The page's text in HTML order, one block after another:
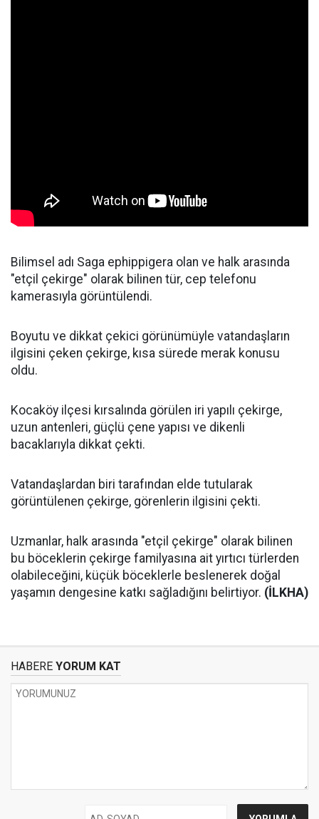
Bilimsel adı Saga ephippigera olan ve halk arasında
"etçil çekirge" olarak bilinen tür, cep telefonu
kamerasıyla görüntülendi.
Boyutu ve dikkat çekici görünümüyle vatandaşların
ilgisini çeken çekirge, kısa sürede merak konusu
oldu.
Kocaköy ilçesi kırsalında görülen iri yapılı çekirge,
uzun antenleri, güçlü çene yapısı ve dikenli
bacaklarıyla dikkat çekti.
Vatandaşlardan biri tarafından elde tutularak
görüntülenen çekirge, görenlerin ilgisini çekti.
Uzmanlar, halk arasında "etçil çekirge" olarak bilinen
bu böceklerin çekirge familyasına ait yırtıcı türlerden
olabileceğini, küçük böceklerle beslenerek doğal
yaşamın dengesine katkı sağladığını belirtiyor. (İLKHA)
HABERE YORUM KAT